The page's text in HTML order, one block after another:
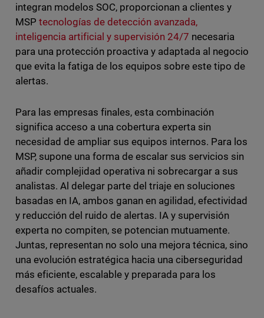
integran modelos SOC, proporcionan a clientes y
MSP tecnologías de detección avanzada,
inteligencia artificial y supervisión 24/7 necesaria
para una protección proactiva y adaptada al negocio
que evita la fatiga de los equipos sobre este tipo de
alertas.
Para las empresas finales, esta combinación
significa acceso a una cobertura experta sin
necesidad de ampliar sus equipos internos. Para los
MSP, supone una forma de escalar sus servicios sin
añadir complejidad operativa ni sobrecargar a sus
analistas. Al delegar parte del triaje en soluciones
basadas en IA, ambos ganan en agilidad, efectividad
y reducción del ruido de alertas. IA y supervisión
experta no compiten, se potencian mutuamente.
Juntas, representan no solo una mejora técnica, sino
una evolución estratégica hacia una ciberseguridad
más eficiente, escalable y preparada para los
desafíos actuales.